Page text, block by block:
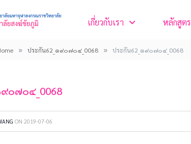
เกี่ยวกับเรา หลักสูตร
» ประกัน62_๑๙๐๗๐๔_0068 » ประกัน62_๑๙๐๗๐๔_0068
๐๗๐๔_0068
ON 2019-07-06